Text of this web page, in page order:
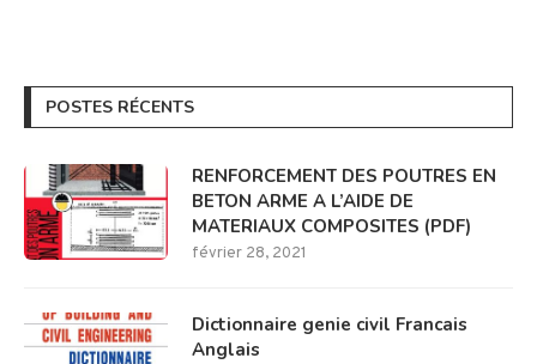
POSTES RÉCENTS
RENFORCEMENT DES POUTRES EN
BETON ARME A L’AIDE DE
MATERIAUX COMPOSITES (PDF)
février 28, 2021
Dictionnaire genie civil Francais
Anglais